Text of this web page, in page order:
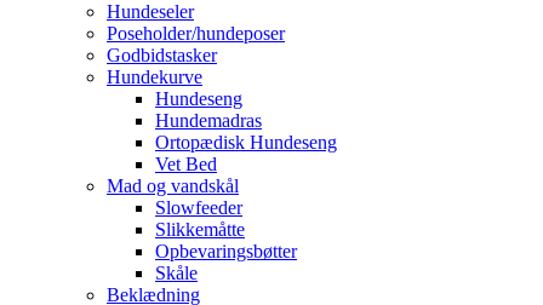
Hundeseler
Poseholder/hundeposer
Godbidstasker
Hundekurve
Hundeseng
Hundemadras
Ortopædisk Hundeseng
Vet Bed
Mad og vandskål
Slowfeeder
Slikkemåtte
Opbevaringsbøtter
Skåle
Beklædning